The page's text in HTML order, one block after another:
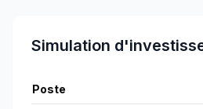
Simulation
Poste